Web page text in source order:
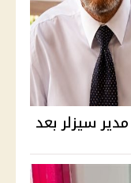
سيزلر بعد